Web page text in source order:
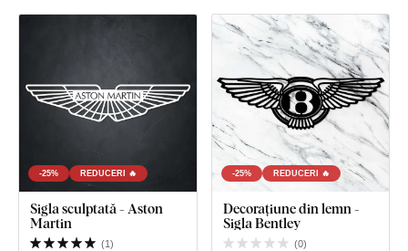
-25% REDUCERI 🔥
Sigla sculptată - Aston
Martin
(1)
-25% REDUCERI 🔥
Decorațiune din lemn -
Sigla Bentley
(0)